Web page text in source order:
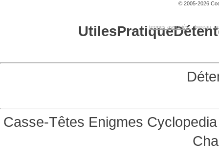
© 2005-2026
termes associés: bureau,
UtilesPratique
Casse-Têtes Enigmes